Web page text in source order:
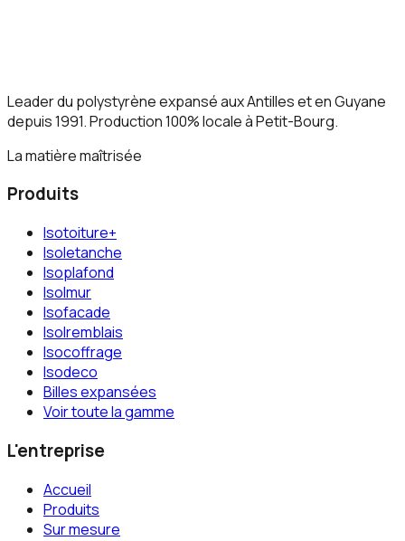
Leader du polystyrène expansé aux Antilles et en Guyane
depuis 1991. Production 100% locale à Petit-Bourg.
La matière maîtrisée
Produits
Isotoiture+
Isoletanche
Isoplafond
Isolmur
Isofacade
Isolremblais
Isocoffrage
Isodeco
Billes expansées
Voir toute la gamme
L'entreprise
Accueil
Produits
Sur mesure